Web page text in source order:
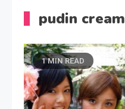
pudin cream
1 MIN READ